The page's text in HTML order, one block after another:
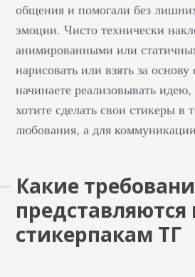
как
за
общения и помогали без
эмоции. Чисто технически
анимированными или
нарисовать или взять за
начинаете реализовывать
хотите сделать свои стикеры в
любования, а для
Какие
представляются
стикерпакам ТГ